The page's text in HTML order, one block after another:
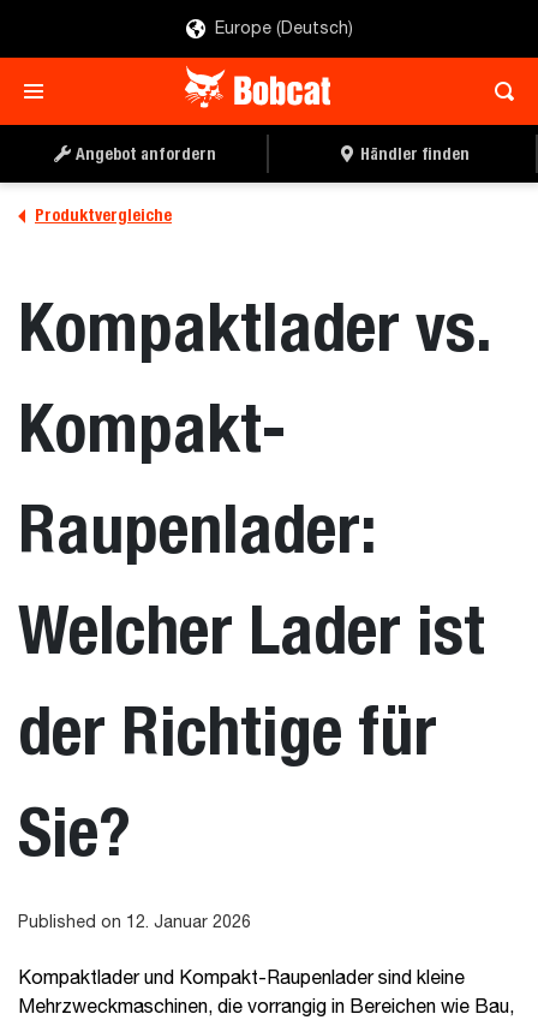
Europe (Deutsch)
Angebot anfordern Händler finden
Produktvergleiche
Kompaktlader vs.
Kompakt-
Raupenlader:
Welcher Lader ist
der Richtige für
Sie?
Published on 12. Januar 2026
Kompaktlader und Kompakt-Raupenlader sind kleine
Mehrzweckmaschinen, die vorrangig in Bereichen wie Bau,